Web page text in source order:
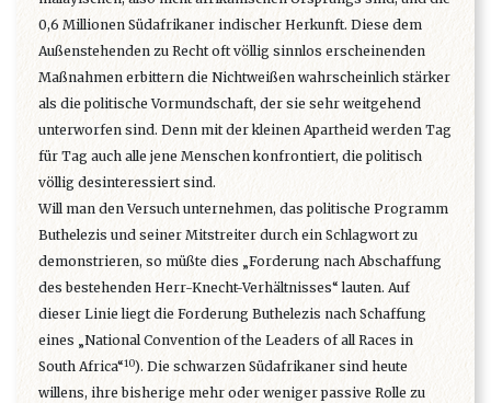
0,6 Millionen Südafrikaner indischer Herkunft. Diese dem
Außenstehenden zu Recht oft völlig sinnlos erscheinenden
Maßnahmen erbittern die Nichtweißen wahrscheinlich stärker
als die politische Vormundschaft, der sie sehr weitgehend
unterworfen sind. Denn mit der kleinen Apartheid werden Tag
für Tag auch alle jene Menschen konfrontiert, die politisch
völlig desinteressiert sind.
Will man den Versuch unternehmen, das politische Programm
Buthelezis und seiner Mitstreiter durch ein Schlagwort zu
demonstrieren, so müßte dies „Forderung nach Abschaffung
des bestehenden Herr-Knecht-Verhältnisses“ lauten. Auf
dieser Linie liegt die Forderung Buthelezis nach Schaffung
eines „National Convention of the Leaders of all Races in
South Africa“10). Die schwarzen Südafrikaner sind heute
willens, ihre bisherige mehr oder weniger passive Rolle zu